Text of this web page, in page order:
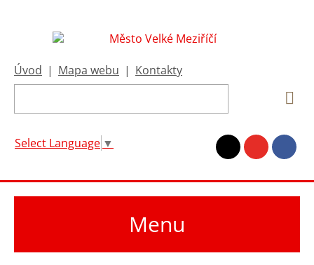
Úvod | Mapa webu | Kontakty
Select Language ▼
Menu